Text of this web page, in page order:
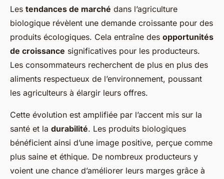
Les tendances de marché dans l’agriculture
biologique révèlent une demande croissante pour des
produits écologiques. Cela entraîne des opportunités
de croissance significatives pour les producteurs.
Les consommateurs recherchent de plus en plus des
aliments respectueux de l’environnement, poussant
les agriculteurs à élargir leurs offres.
Cette évolution est amplifiée par l’accent mis sur la
santé et la durabilité. Les produits biologiques
bénéficient ainsi d’une image positive, perçue comme
plus saine et éthique. De nombreux producteurs y
voient une chance d’améliorer leurs marges grâce à